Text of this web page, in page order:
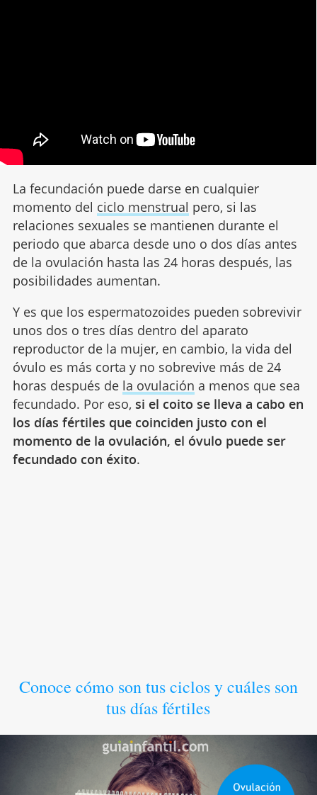
La fecundación puede darse en cualquier
momento del ciclo menstrual pero, si las
relaciones sexuales se mantienen durante el
periodo que abarca desde uno o dos días antes
de la ovulación hasta las 24 horas después, las
posibilidades aumentan.
Y es que los espermatozoides pueden sobrevivir
unos dos o tres días dentro del aparato
reproductor de la mujer, en cambio, la vida del
óvulo es más corta y no sobrevive más de 24
horas después de la ovulación a menos que sea
fecundado. Por eso, si el coito se lleva a cabo en
los días fértiles que coinciden justo con el
momento de la ovulación, el óvulo puede ser
fecundado con éxito.
Conoce cómo son tus ciclos y cuáles son
tus días fértiles